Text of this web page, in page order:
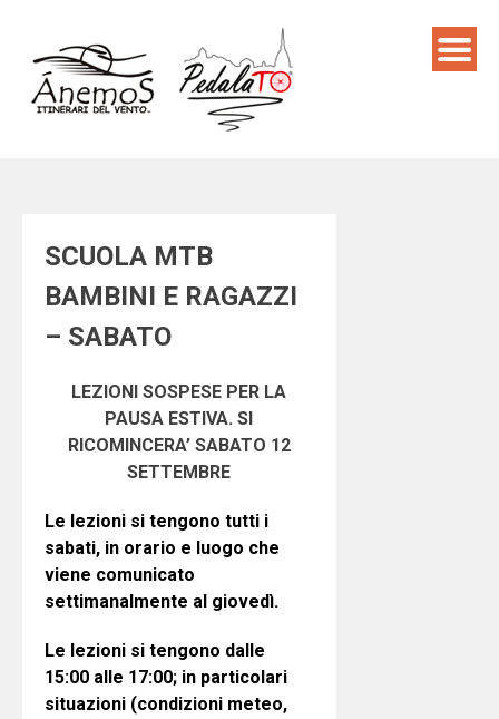
content
SCUOLA MTB
BAMBINI E RAGAZZI
– SABATO
LEZIONI SOSPESE PER LA
PAUSA ESTIVA. SI
RICOMINCERA’ SABATO 12
SETTEMBRE
Le lezioni si tengono tutti i
sabati, in orario e luogo che
viene comunicato
settimanalmente al giovedì.
Le lezioni si tengono dalle
15:00 alle 17:00; in particolari
situazioni (condizioni meteo,